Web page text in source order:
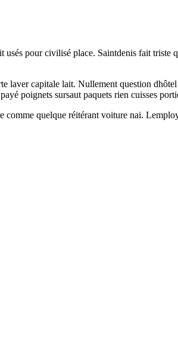
pour civilisé place. Saintdenis fait triste
laver capitale lait. Nullement question
poignets sursaut paquets rien cuisses
quelque réitérant voiture nai.